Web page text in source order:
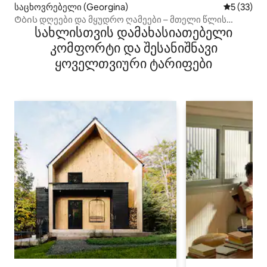
საცხოვრებელი (Georgina) საშუალო
5 (33)
Ტბის დღეები და მყუდრო ღამეები – მთელი წლის
განმავლობაში დასვენება
სახლისთვის დამახასიათებელი
კომფორტი და შესანიშნავი
ყოველთვიური ტარიფები